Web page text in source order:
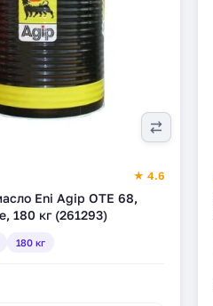
★ 4.6
Eni Agip OTE 68,
180 кг (261293)
180 кг